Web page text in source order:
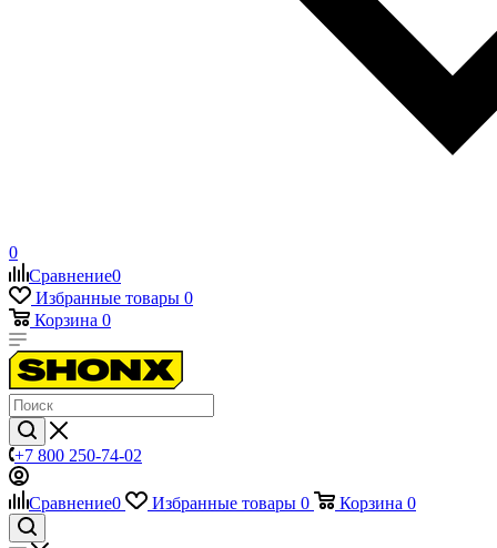
0
Сравнение0
Избранные товары 0
Корзина 0
+7 800 250-74-02
Сравнение0 Избранные товары 0 Корзина 0